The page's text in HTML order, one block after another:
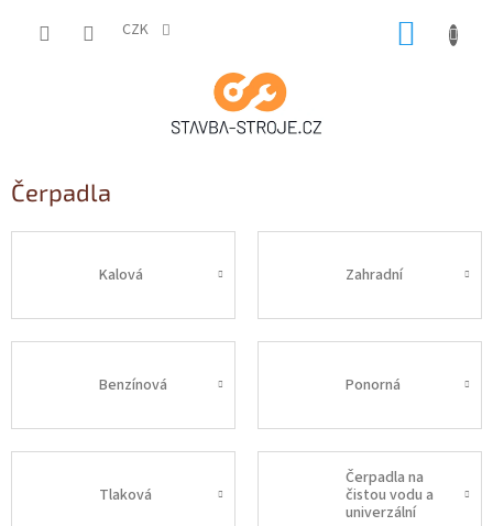
CZK
Čerpadla
Kalová Zahradní
Benzínová Ponorná
Tlaková
Čerpadla na
čistou vodu a
univerzální